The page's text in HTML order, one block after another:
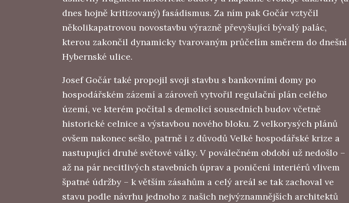
dnes hojně kritizovaný) fasádismus. Za ním pak Gočár vztyčil
několikapatrovou novostavbu výrazně převyšující bývalý palác,
kterou zakončil dynamicky tvarovaným průčelím směrem do dnešní
Hybernské ulice.
Josef Gočár také propojil svoji stavbu s bankovními domy po
hospodářském zázemí a zároveň vytvořil regulační plán celého
území, ve kterém počítal s demolicí sousedních budov včetně
historické celnice a výstavbou nového bloku. Z velkorysých plánů
ovšem nakonec sešlo, patrně i z důvodů Velké hospodářské krize a
nastupující druhé světové války. V poválečném období už nedošlo –
až na pár necitlivých stavebních úprav a poničení interiérů vlivem
špatné údržby – k větším zásahům a celý areál se tak zachoval ve
stavu podle návrhu jednoho z našich nejvýznamnějších architektů